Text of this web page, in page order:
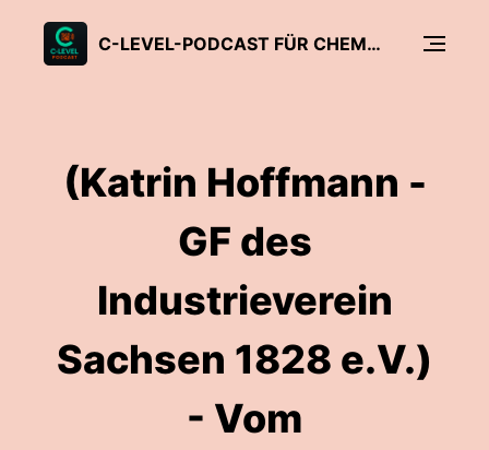
C-LEVEL-PODCAST FÜR CHEMNITZ
(Katrin Hoffmann -
GF des
Industrieverein
Sachsen 1828 e.V.)
- Vom